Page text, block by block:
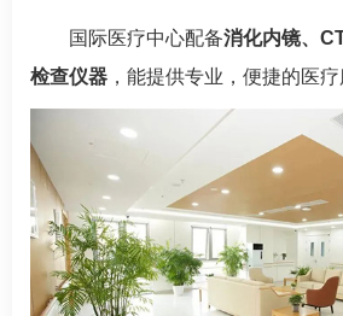
国际医疗中心配备消化内镜、
检查仪器 ，能提供专业，便捷的医疗